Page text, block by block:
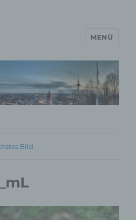
Beratung
MENÜ
Bild